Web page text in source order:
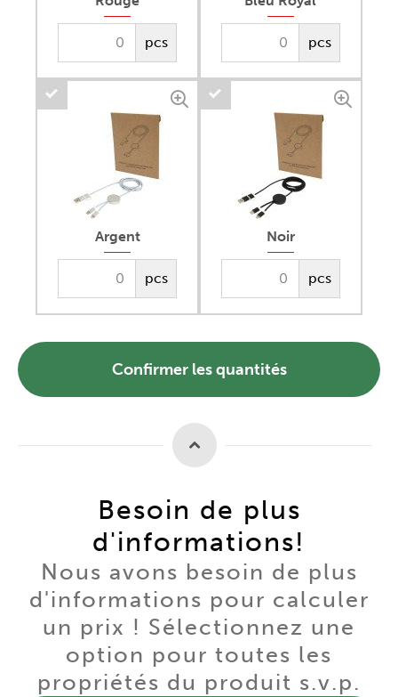
pcs pcs
Argent
pcs
Noir
pcs
Confirmer les quantités
Besoin de plus
d'informations!
Nous avons besoin de plus
d'informations pour calculer
un prix ! Sélectionnez une
option pour toutes les
propriétés du produit s.v.p.